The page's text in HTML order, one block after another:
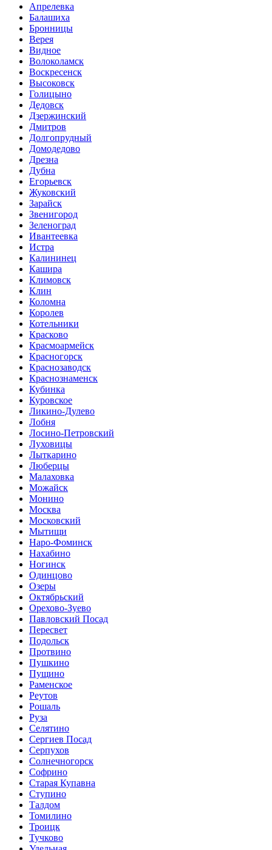
Апрелевка
Балашиха
Бронницы
Верея
Видное
Волоколамск
Воскресенск
Высоковск
Голицыно
Дедовск
Дзержинский
Дмитров
Долгопрудный
Домодедово
Дрезна
Дубна
Егорьевск
Жуковский
Зарайск
Звенигород
Зеленоград
Ивантеевка
Истра
Калининец
Кашира
Климовск
Клин
Коломна
Королев
Котельники
Красково
Красмоармейск
Красногорск
Краснозаводск
Краснознаменск
Кубинка
Куровское
Ликино-Дулево
Лобня
Лосино-Петровский
Луховицы
Лыткарино
Люберцы
Малаховка
Можайск
Монино
Москва
Московский
Мытищи
Наро-Фоминск
Нахабино
Ногинск
Одинцово
Озеры
Октябрьский
Орехово-Зуево
Павловский Посад
Пересвет
Подольск
Протвино
Пушкино
Пущино
Раменское
Реутов
Рошаль
Руза
Селятино
Сергиев Посад
Серпухов
Солнечногорск
Софрино
Старая Купавна
Ступино
Талдом
Томилино
Троицк
Тучково